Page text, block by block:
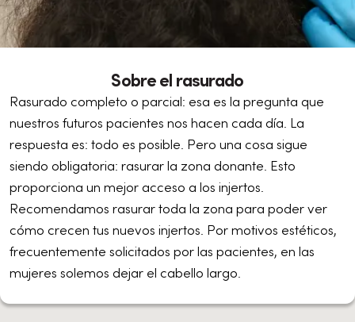
Sobre el rasurado
Rasurado completo o parcial: esa es la pregunta que
nuestros futuros pacientes nos hacen cada día. La
respuesta es: todo es posible. Pero una cosa sigue
siendo obligatoria: rasurar la zona donante. Esto
proporciona un mejor acceso a los injertos.
Recomendamos rasurar toda la zona para poder ver
cómo crecen tus nuevos injertos. Por motivos estéticos,
frecuentemente solicitados por las pacientes, en las
mujeres solemos dejar el cabello largo.